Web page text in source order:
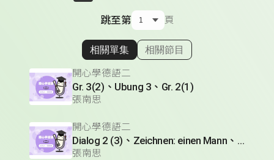
跳至第 頁
顯示相關單集
相關單集 相關節目
開心學德語二
Gr. 3(2)、Ubung 3、Gr. 2(1)
張南思
開心學德語二
Dialog 2 (3)、Zeichnen: einen Mann、Lesetext 1(1)
張南思